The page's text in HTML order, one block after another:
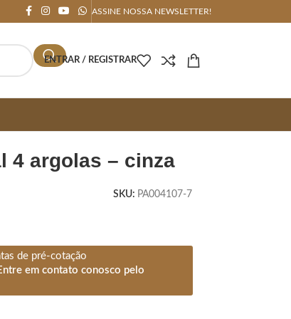
ASSINE NOSSA NEWSLETTER!
ENTRAR / REGISTRAR
4 argolas – cinza
SKU: PA004107-7
de pré-cotação
em contato conosco pelo